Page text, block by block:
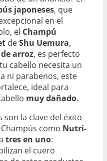
japoneses, que
en el
el Champú
deShu Uemura,
arroz, es perfecto
cabello necesita un
ni parabenos, este
ideal para
muy dañado.
la clave del éxito
como Nutri-
tres en uno:
el cuero